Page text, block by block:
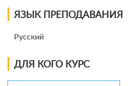
ЯЗЫК ПРЕПОДАВАНИЯ
Русский
ДЛЯ КОГО КУРС